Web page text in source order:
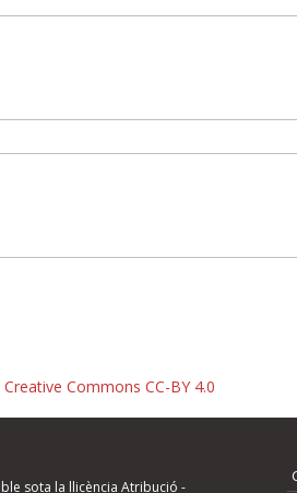
Creative Commons CC-BY 4.0
sota la llicència Atribució -